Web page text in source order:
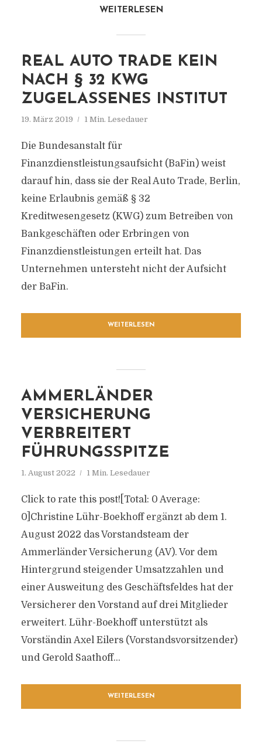
WEITERLESEN
REAL AUTO TRADE KEIN
NACH § 32 KWG
ZUGELASSENES INSTITUT
19. März 2019 1 Min. Lesedauer
Die Bundesanstalt für
Finanzdienstleistungsaufsicht (BaFin) weist
darauf hin, dass sie der Real Auto Trade, Berlin,
keine Erlaubnis gemäß § 32
Kreditwesengesetz (KWG) zum Betreiben von
Bankgeschäften oder Erbringen von
Finanzdienstleistungen erteilt hat. Das
Unternehmen untersteht nicht der Aufsicht
der BaFin.
WEITERLESEN
AMMERLÄNDER
VERSICHERUNG
VERBREITERT
FÜHRUNGSSPITZE
1. August 2022 1 Min. Lesedauer
Click to rate this post![Total: 0 Average:
0]Christine Lühr-Boekhoff ergänzt ab dem 1.
August 2022 das Vorstandsteam der
Ammerländer Versicherung (AV). Vor dem
Hintergrund steigender Umsatzzahlen und
einer Ausweitung des Geschäftsfeldes hat der
Versicherer den Vorstand auf drei Mitglieder
erweitert. Lühr-Boekhoff unterstützt als
Vorständin Axel Eilers (Vorstandsvorsitzender)
und Gerold Saathoff...
WEITERLESEN